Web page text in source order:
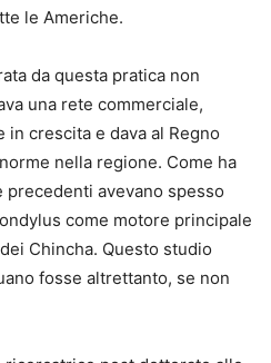
le Americhe.
da questa pratica non
una rete commerciale,
in crescita e dava al Regno
nella regione. Come ha
avevano spesso
come motore principale
Chincha. Questo studio
fosse altrettanto, se non